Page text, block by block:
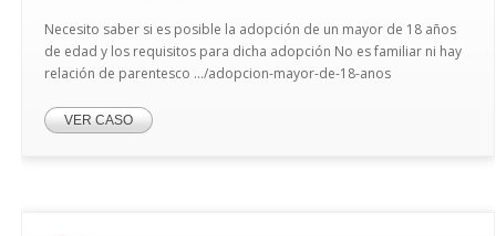
Necesito saber si es posible la adopción de un mayor de 18 años
de edad y los requisitos para dicha adopción No es familiar ni hay
relación de parentesco .../adopcion-mayor-de-18-anos
VER CASO